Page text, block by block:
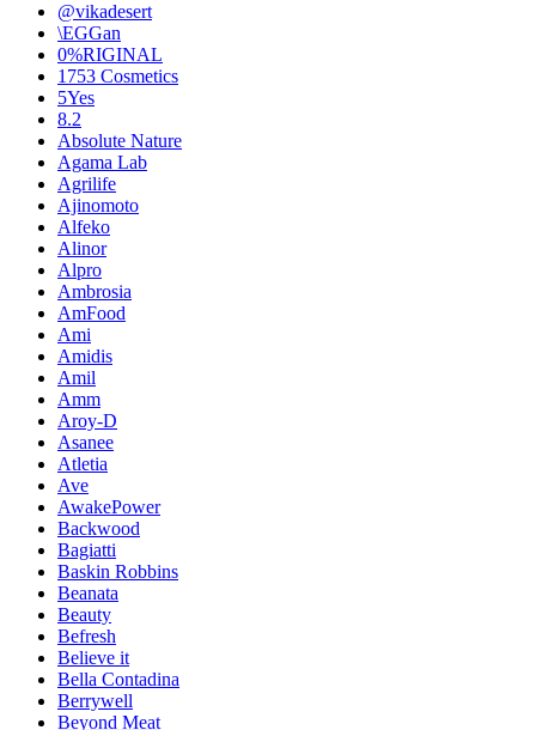
@vikadesert
\EGGan
0%RIGINAL
1753 Cosmetics
5Yes
8.2
Absolute Nature
Agama Lab
Agrilife
Ajinomoto
Alfeko
Alinor
Alpro
Ambrosia
AmFood
Ami
Amidis
Amil
Amm
Aroy-D
Asanee
Atletia
Ave
AwakePower
Backwood
Bagiatti
Baskin Robbins
Beanata
Beauty
Befresh
Believe it
Bella Contadina
Berrywell
Beyond Meat